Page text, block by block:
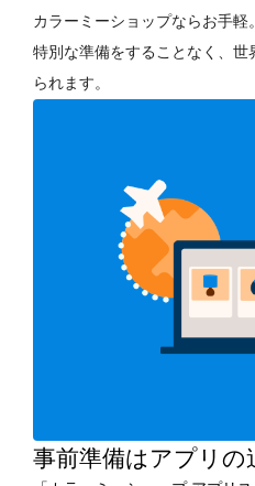
カラーミーショップならお手軽。
特別な準備をすることなく、世
られます。
事前準備はアプリの